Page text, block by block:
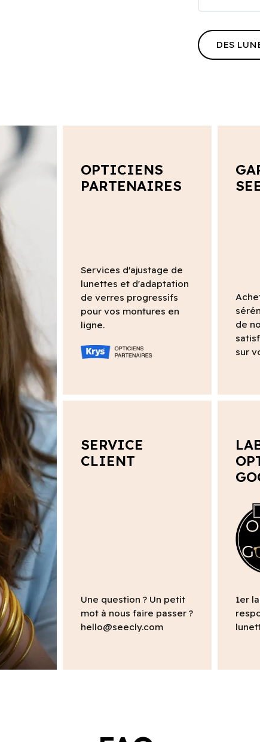
DES
OPTICIENS
PARTENAIRES
Services d'ajustage de
lunettes et d'adaptation
de verres progressifs
pour vos montures en
ligne.
de
sur
SERVICE
CLIENT
Une question ? Un petit
mot à nous faire passer ?
hello@seecly.com
1er